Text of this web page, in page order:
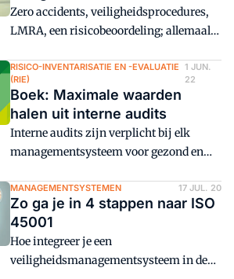
preventiemaatregelen nemen.
Zero accidents, veiligheidsprocedures,
LMRA, een risicobeoordeling; allemaal
veiligheidskundigen moeten loskomen
van hun absolute geloof in deze zaken,
vindt Jan Dillen. Zij moeten meer leren
relativeren.
RISICO-INVENTARISATIE EN -EVALUATIE
(RIE)
1 JUN.
22
Boek: Maximale waarden
halen uit interne audits
Interne audits zijn verplicht bij elk
managementsysteem voor gezond en
met welk doel voeren we ze uit?
MANAGEMENTSYSTEMEN 17 JUL. 20
Zo ga je in 4 stappen naar ISO
45001
Hoe integreer je een
veiligheidsmanagementsysteem in de